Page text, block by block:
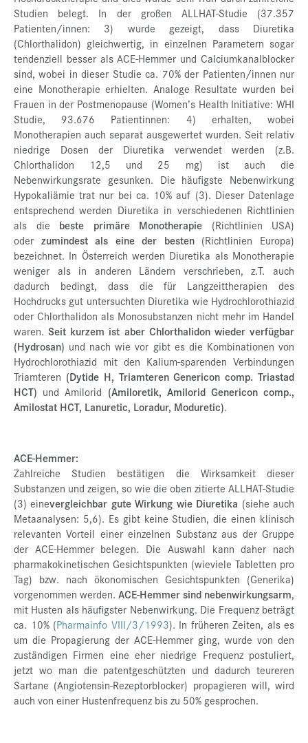
Studien belegt. In der großen ALLHAT-Studie (37.357
Patienten/innen: 3) wurde gezeigt, dass Diuretika
(Chlorthalidon) gleichwertig, in einzelnen Parametern sogar
tendenziell besser als ACE-Hemmer und Calciumkanalblocker
sind, wobei in dieser Studie ca. 70% der Patienten/innen nur
eine Monotherapie erhielten. Analoge Resultate wurden bei
Frauen in der Postmenopause (Women’s Health Initiative: WHI
Studie, 93.676 Patientinnen: 4) erhalten, wobei
Monotherapien auch separat ausgewertet wurden. Seit relativ
niedrige Dosen der Diuretika verwendet werden (z.B.
Chlorthalidon 12,5 und 25 mg) ist auch die
Nebenwirkungsrate gesunken. Die häufigste Nebenwirkung
Hypokaliämie trat nur bei ca. 10% auf (3). Dieser Datenlage
entsprechend werden Diuretika in verschiedenen Richtlinien
als die beste primäre Monotherapie (Richtlinien USA)
oder zumindest als eine der besten(Richtlinien Europa)
bezeichnet. In Österreich werden Diuretika als Monotherapie
weniger als in anderen Ländern verschrieben, z.T. auch
dadurch bedingt, dass die für Langzeittherapien des
Hochdrucks gut untersuchten Diuretika wie Hydrochlorothiazid
oder Chlorthalidon als Monosubstanzen nicht mehr im Handel
waren.Seit kurzem ist aber Chlorthalidon wieder verfügbar
(Hydrosan) und nach wie vor gibt es die Kombinationen von
Hydrochlorothiazid mit den Kalium-sparenden Verbindungen
Triamteren (Dytide H, Triamteren Genericon comp. Triastad
HCT) und Amilorid (Amiloretik, Amilorid Genericon comp.,
Amilostat HCT, Lanuretic, Loradur, Moduretic).
ACE-Hemmer:
Zahlreiche Studien bestätigen die Wirksamkeit dieser
Substanzen und zeigen, so wie die oben zitierte ALLHAT-Studie
(3) einevergleichbar gute Wirkung wie Diuretika (siehe auch
Metaanalysen: 5,6). Es gibt keine Studien, die einen klinisch
relevanten Vorteil einer einzelnen Substanz aus der Gruppe
der ACE-Hemmer belegen. Die Auswahl kann daher nach
pharmakokinetischen Gesichtspunkten (wieviele Tabletten pro
Tag) bzw. nach ökonomischen Gesichtspunkten (Generika)
vorgenommen werden. ACE-Hemmer sind nebenwirkungsarm,
mit Husten als häufigster Nebenwirkung. Die Frequenz beträgt
ca. 10% (Pharmainfo VIII/3/1993). In früheren Zeiten, als es
um die Propagierung der ACE-Hemmer ging, wurde von den
zuständigen Firmen eine eher niedrige Frequenz postuliert,
jetzt wo man die patentgeschützten und dadurch teureren
Sartane (Angiotensin-Rezeptorblocker) propagieren will, wird
auch von einer Hustenfrequenz bis zu 50% gesprochen.